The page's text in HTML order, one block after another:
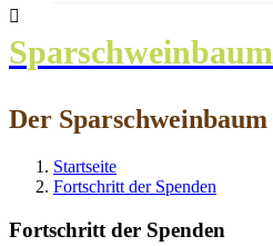

Sparschweinbaum
Der Sparschweinbaum
Startseite
Fortschritt der Spenden
Fortschritt der Spenden